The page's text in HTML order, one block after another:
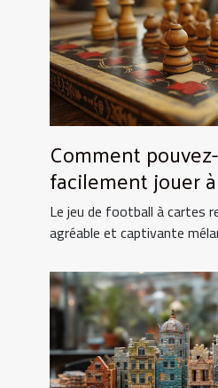
Comment
facilement jouer
Le jeu de football à cartes
agréable et captivante